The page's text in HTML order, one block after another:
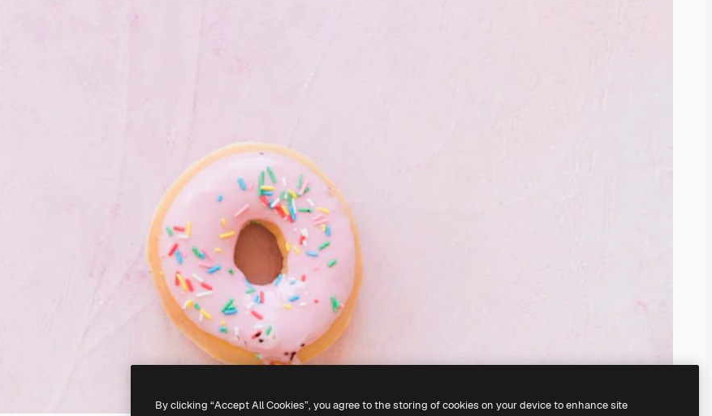
By clicking “Accept All Cookies”, you agree to the storing of cookies on your device to enhance site